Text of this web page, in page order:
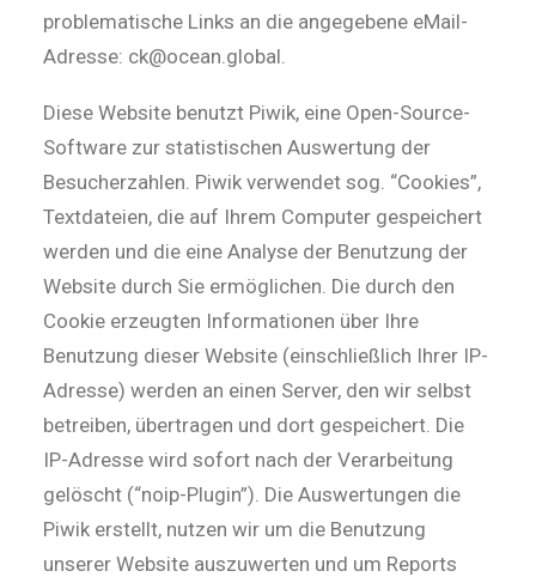
problematische Links an die angegebene eMail-
Adresse: ck@ocean.global.
Diese Website benutzt Piwik, eine Open-Source-
Software zur statistischen Auswertung der
Besucherzahlen. Piwik verwendet sog. “Cookies”,
Textdateien, die auf Ihrem Computer gespeichert
werden und die eine Analyse der Benutzung der
Website durch Sie ermöglichen. Die durch den
Cookie erzeugten Informationen über Ihre
Benutzung dieser Website (einschließlich Ihrer IP-
Adresse) werden an einen Server, den wir selbst
betreiben, übertragen und dort gespeichert. Die
IP-Adresse wird sofort nach der Verarbeitung
gelöscht (“noip-Plugin”). Die Auswertungen die
Piwik erstellt, nutzen wir um die Benutzung
unserer Website auszuwerten und um Reports